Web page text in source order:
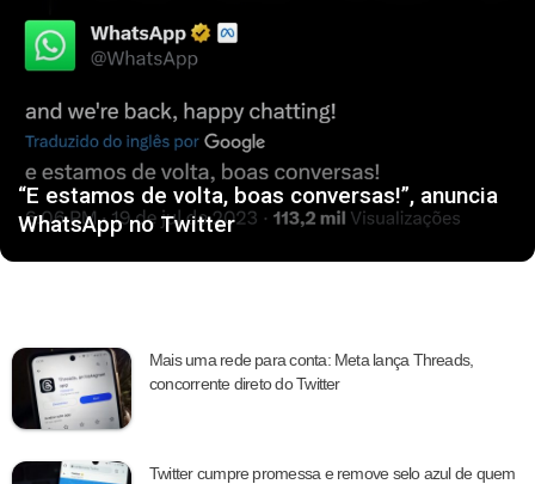
“E estamos de volta, boas conversas!”, anuncia
WhatsApp no Twitter
Mais uma rede para conta: Meta lança Threads,
concorrente direto do Twitter
Twitter cumpre promessa e remove selo azul de quem